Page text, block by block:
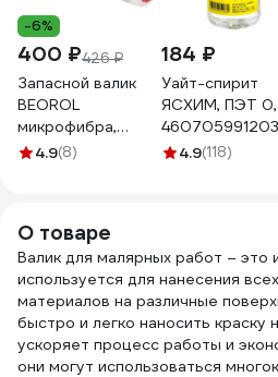
-6%
400 ₽426 ₽
Запасной валик
BEOROL
микрофибра,
Натур D45, 250
4.9(8)
184 ₽
Уайт-спирит
ЯСХИМ, ПЭТ
4.9(118)
О товаре
Валик для малярных работ – это
используется для нанесения
материалов на различные
быстро и легко наносить
ускоряет процесс работы и
они могут использоваться